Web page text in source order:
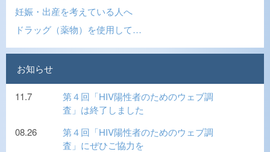
妊娠・出産を考えている人へ
ドラッグ（薬物）を使用して…
お知らせ
11.7
第４回「HIV陽性者のためのウェブ調
査」は終了しました
08.26
第４回「HIV陽性者のためのウェブ調
査」にぜひご協力を